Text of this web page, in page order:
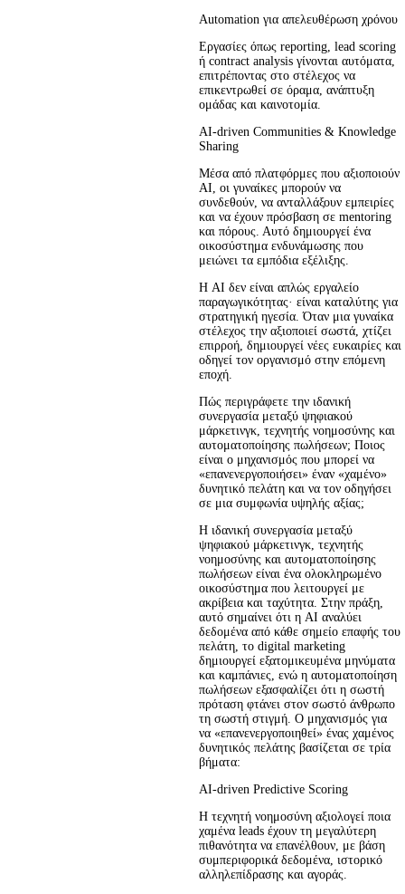
Automation για απελευθέρωση χρόνου
Εργασίες όπως reporting, lead scoring
ή contract analysis γίνονται αυτόματα,
επιτρέποντας στο στέλεχος να
επικεντρωθεί σε όραμα, ανάπτυξη
ομάδας και καινοτομία.
AI-driven Communities & Knowledge
Sharing
Μέσα από πλατφόρμες που αξιοποιούν
AI, οι γυναίκες μπορούν να
συνδεθούν, να ανταλλάξουν εμπειρίες
και να έχουν πρόσβαση σε mentoring
και πόρους. Αυτό δημιουργεί ένα
οικοσύστημα ενδυνάμωσης που
μειώνει τα εμπόδια εξέλιξης.
Η AI δεν είναι απλώς εργαλείο
παραγωγικότητας· είναι καταλύτης για
στρατηγική ηγεσία. Όταν μια γυναίκα
στέλεχος την αξιοποιεί σωστά, χτίζει
επιρροή, δημιουργεί νέες ευκαιρίες και
οδηγεί τον οργανισμό στην επόμενη
εποχή.
Πώς περιγράφετε την ιδανική
συνεργασία μεταξύ ψηφιακού
μάρκετινγκ, τεχνητής νοημοσύνης και
αυτοματοποίησης πωλήσεων; Ποιος
είναι ο μηχανισμός που μπορεί να
«επανενεργοποιήσει» έναν «χαμένο»
δυνητικό πελάτη και να τον οδηγήσει
σε μια συμφωνία υψηλής αξίας;
Η ιδανική συνεργασία μεταξύ
ψηφιακού μάρκετινγκ, τεχνητής
νοημοσύνης και αυτοματοποίησης
πωλήσεων είναι ένα ολοκληρωμένο
οικοσύστημα που λειτουργεί με
ακρίβεια και ταχύτητα. Στην πράξη,
αυτό σημαίνει ότι η AI αναλύει
δεδομένα από κάθε σημείο επαφής του
πελάτη, το digital marketing
δημιουργεί εξατομικευμένα μηνύματα
και καμπάνιες, ενώ η αυτοματοποίηση
πωλήσεων εξασφαλίζει ότι η σωστή
πρόταση φτάνει στον σωστό άνθρωπο
τη σωστή στιγμή. Ο μηχανισμός για
να «επανενεργοποιηθεί» ένας χαμένος
δυνητικός πελάτης βασίζεται σε τρία
βήματα:
AI-driven Predictive Scoring
Η τεχνητή νοημοσύνη αξιολογεί ποια
χαμένα leads έχουν τη μεγαλύτερη
πιθανότητα να επανέλθουν, με βάση
συμπεριφορικά δεδομένα, ιστορικό
αλληλεπίδρασης και αγοράς.